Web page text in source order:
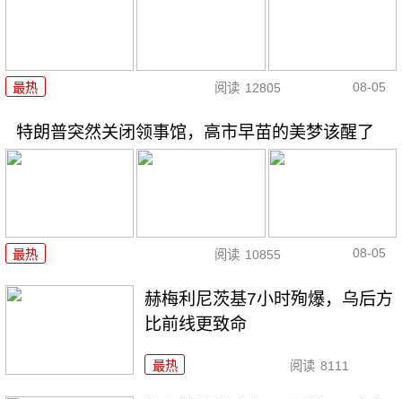
最热 阅读 12805 08-05
特朗普突然关闭领事馆，高市早苗的美梦该醒了
最热 阅读 10855 08-05
赫梅利尼茨基7小时殉爆，乌后方
比前线更致命
最热 阅读 8111